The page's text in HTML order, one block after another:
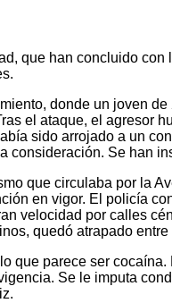
que han concluido
donde un joven
el ataque, el agresor
sido arrojado a un
Se han
que circulaba por la
en vigor. El policía
velocidad por calles
quedó atrapado
que parece ser
Se le imputa